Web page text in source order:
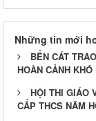
Những tin mới
BẾN CÁT
HOÀN CẢNH KHÓ
HỘI THI GIÁO
CẤP THCS NĂM